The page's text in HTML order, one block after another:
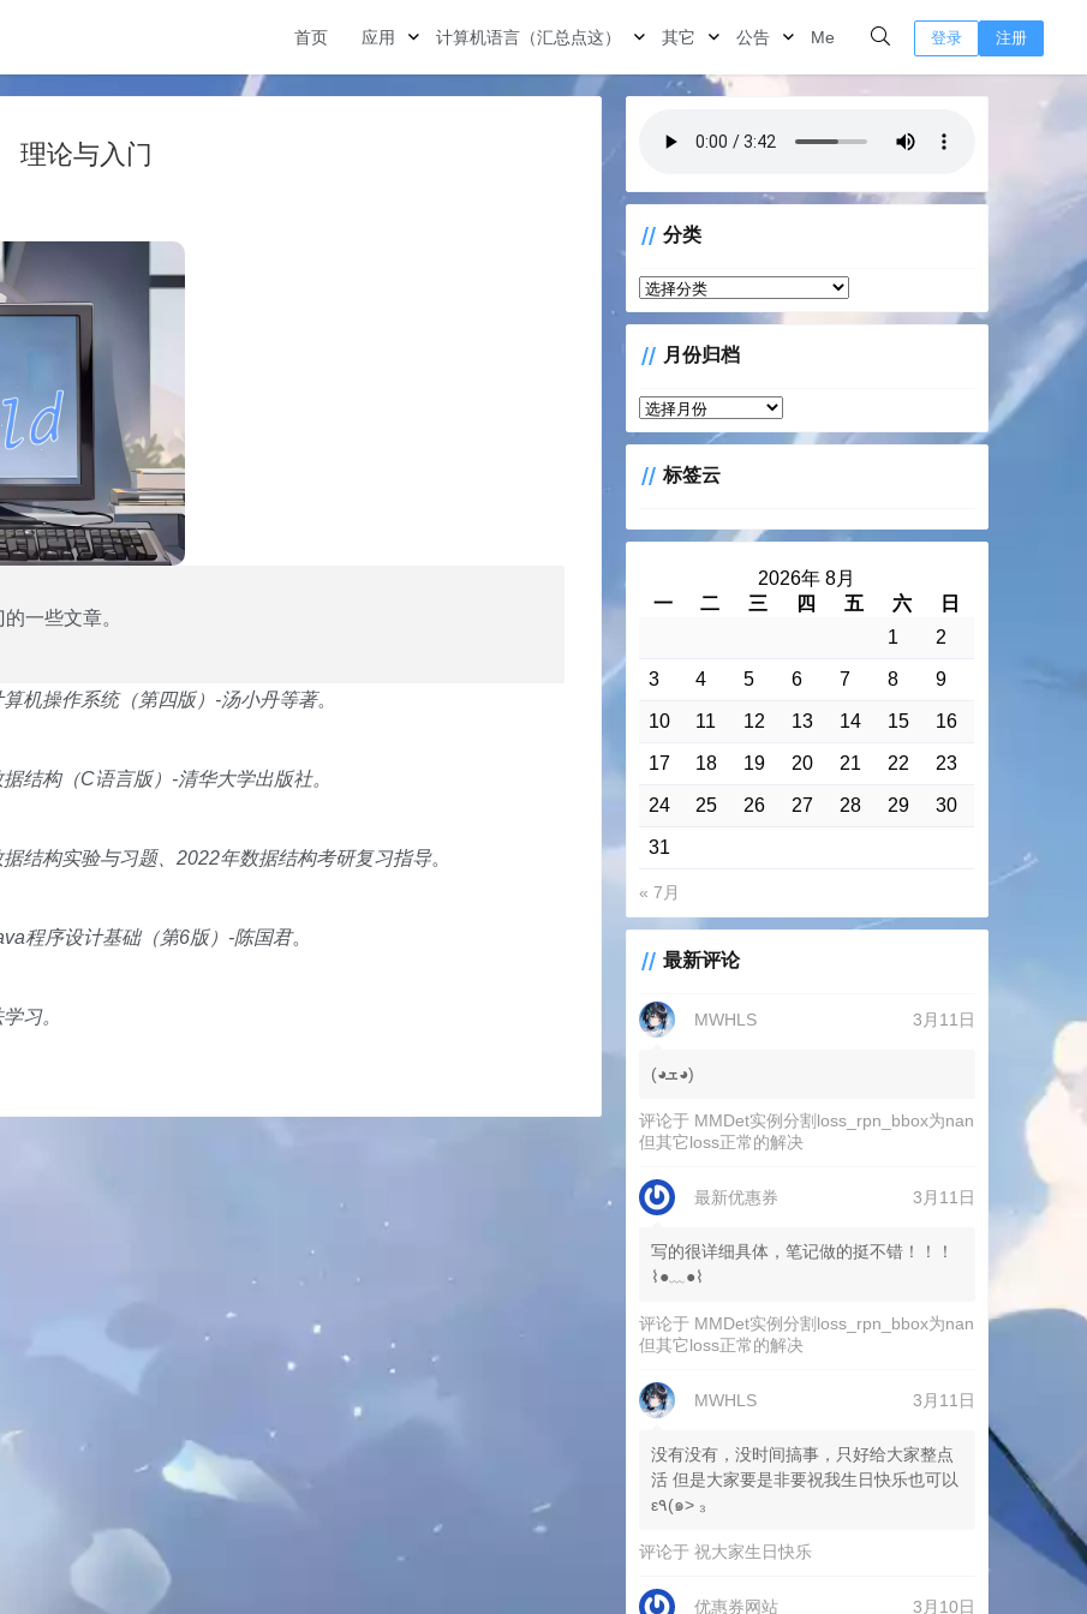
首页 应用 计算机语言（汇总点这） 其它 公告 Me 登录 注册
理论与入门
一些文章。
机操作系统（第四版）-汤小丹等著。
结构（C语言版）-清华大学出版社。
结构实验与习题、2022年数据结构考研复习指导。
程序设计基础（第6版）-陈国君。
习。
分类
分
类
月份归档
月
份
档 标签云
2026年 8月
一
二 三 四 五 六
日
1
2
3 4 5 6 7 8 9
10 11 12 13 14 15 16
17 18 19 20 21 22 23
24 25 26 27 28 29 30
31
« 7月
最新评论
MWHLS 3月11日
(◕ܫ◕)
评论于 MMDet实例分割loss_rpn_bbox为nan
但其它loss正常的解决
最新优惠券 3月11日
写的很详细具体，笔记做的挺不错！！！
⌇●﹏●⌇
评论于 MMDet实例分割loss_rpn_bbox为nan
但其它loss正常的解决
MWHLS 3月11日
没有没有，没时间搞事，只好给大家整点
活 但是大家要是非要祝我生日快乐也可以
ε٩(๑> ₃
评论于祝大家生日快乐
优惠券网站 3月10日